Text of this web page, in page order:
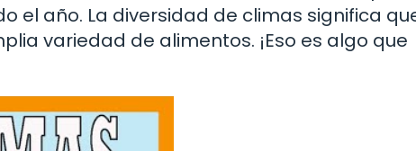
el año. La diversidad de climas significa
variedad de alimentos. ¡Eso es algo que